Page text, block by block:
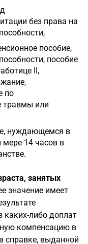
без права на
пособие,
пособие
II,
по
травмы или
нуждающемся в
мере 14 часов в
занятых
значение имеет
каких-либо доплат
компенсацию в
справке, выданной